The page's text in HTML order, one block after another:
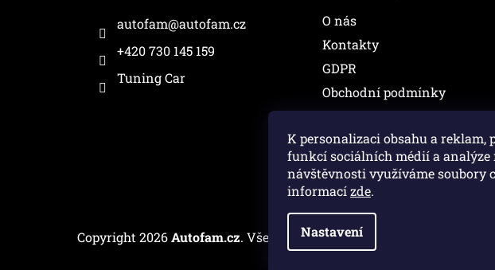
K personalizaci obsahu a reklam,
funkcí sociálních médií a analýze
návštěvnosti využíváme soubory
informacízde.
Nastavení
autofam@autofam.cz
+420 730 145 159
Tuning Car
O nás
Kontakty
GDPR
Obchodní podmínky
Copyright 2026Autofam.cz. Všechna práva vyhrazena.